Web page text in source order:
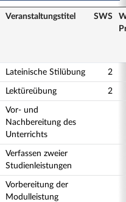
Veranstaltungs­titel SWS
Lateinische Stilübung 2
Lektüreübung 2
Vor- und
Nachbereitung des
Unterrichts
Verfassen zweier
Studienleistungen
Vorbereitung der
Modulleistung